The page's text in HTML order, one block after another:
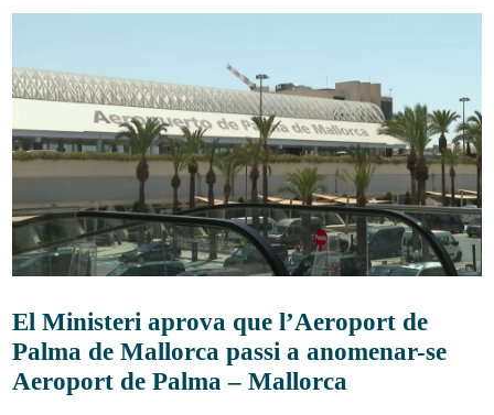
El Ministeri aprova que l’Aeroport de
Palma de Mallorca passi a anomenar-se
Aeroport de Palma – Mallorca